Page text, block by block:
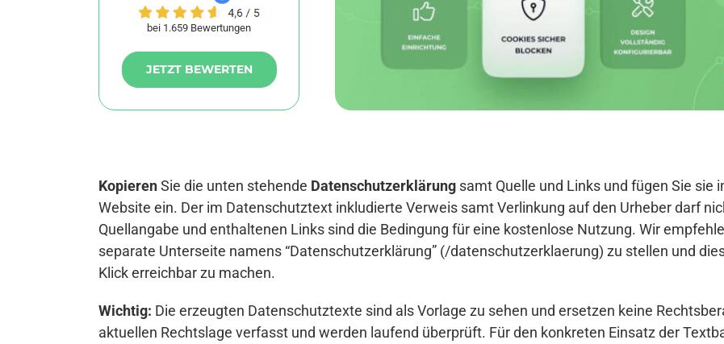
bei 1.659 Bewertungen
JETZT BEWERTEN
KopierenSie die unten stehende Datenschutzerklärung samt Quelle und Links und fügen Sie sie
Website ein. Der im Datenschutztext inkludierte Verweis samt Verlinkung auf den Urheber darf
Quellangabe und enthaltenen Links sind die Bedingung für eine kostenlose Nutzung. Wir
separate Unterseite namens “Datenschutzerklärung” (/datenschutzerklaerung) zu stellen und
Klick erreichbar zu machen.
Wichtig: Die erzeugten Datenschutztexte sind als Vorlage zu sehen und ersetzen keine
aktuellen Rechtslage verfasst und werden laufend überprüft. Für den konkreten Einsatz der